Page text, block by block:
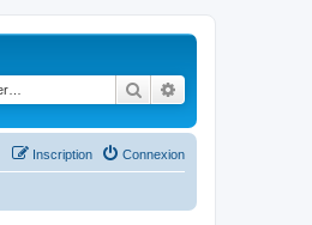
Rechercher
Connexion
Inscription